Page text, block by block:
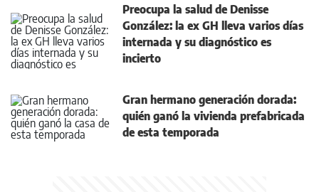
Preocupa la salud de Denisse
González: la ex GH lleva varios días
internada y su diagnóstico es
incierto
Gran hermano generación dorada:
quién ganó la vivienda prefabricada
de esta temporada